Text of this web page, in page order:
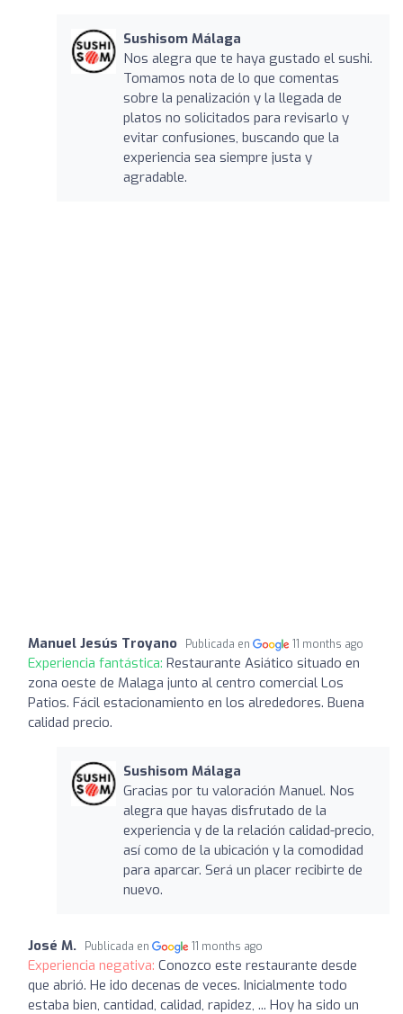
Sushisom Málaga
Nos alegra que te haya gustado el sushi.
Tomamos nota de lo que comentas
sobre la penalización y la llegada de
platos no solicitados para revisarlo y
evitar confusiones, buscando que la
experiencia sea siempre justa y
agradable.
Manuel Jesús Troyano Publicada en 11 months ago
Experiencia fantástica: Restaurante Asiático situado en
zona oeste de Malaga junto al centro comercial Los
Patios. Fácil estacionamiento en los alrededores. Buena
calidad precio.
Sushisom Málaga
Gracias por tu valoración Manuel. Nos
alegra que hayas disfrutado de la
experiencia y de la relación calidad-precio,
así como de la ubicación y la comodidad
para aparcar. Será un placer recibirte de
nuevo.
José M. Publicada en 11 months ago
Experiencia negativa: Conozco este restaurante desde
que abrió. He ido decenas de veces. Inicialmente todo
estaba bien, cantidad, calidad, rapidez, ... Hoy ha sido un